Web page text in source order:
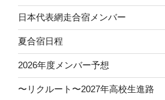
送
り
日本代表網走合宿メンバー
夏合宿日程
2026年度メンバー予想
〜リクルート〜2027年高校生進路